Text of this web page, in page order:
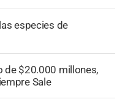
especies de
de $20.000 millones,
Sale